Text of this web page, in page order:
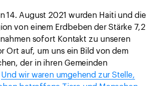
14. August 2021 wurden Haiti und die
von einem Erdbeben der Stärke 7,2
sofort Kontakt zu unseren
Ort auf, um uns ein Bild von dem
der in ihren Gemeinden
Und wir waren umgehend zur Stelle,